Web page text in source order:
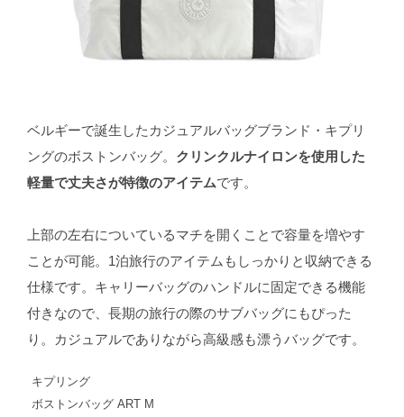
ベルギーで誕生したカジュアルバッグブランド・キプリ
ングのボストンバッグ。 クリンクルナイロンを使用した
軽量で丈夫さが特徴のアイテムです。
上部の左右についているマチを開くことで容量を増やす
ことが可能。1泊旅行のアイテムもしっかりと収納できる
仕様です。キャリーバッグのハンドルに固定できる機能
付きなので、長期の旅行の際のサブバッグにもぴった
り。カジュアルでありながら高級感も漂うバッグです。
キプリング
ボストンバッグ ART M